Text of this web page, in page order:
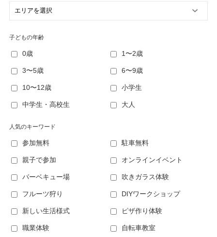
子どもの年齢
0歳 1〜2歳
3〜5歳 6〜9歳
10〜12歳 小学生
中学生・高校生 大人
人気のキーワード
参加無料 駐車無料
親子で参加 オンラインイベント
バーベキュー場 吹きガラス体験
フルーツ狩り DIYワークショップ
新しい生活様式 ピザ作り体験
職業体験 自転車教室